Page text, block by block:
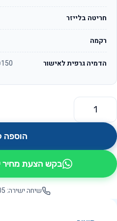
חריטה בלייזר
רקמה
הדמיה גרפית לאישור ₪150 חד-פעמי, חינם
כמות של דוב OS8002
הוספה
בקש הצעת מחיר
שיחה ישירה: 050-9000405